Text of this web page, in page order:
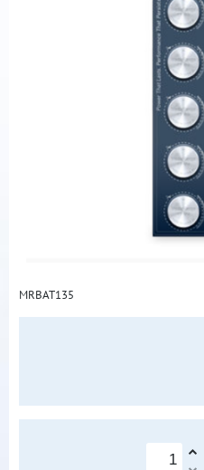
MRBAT135